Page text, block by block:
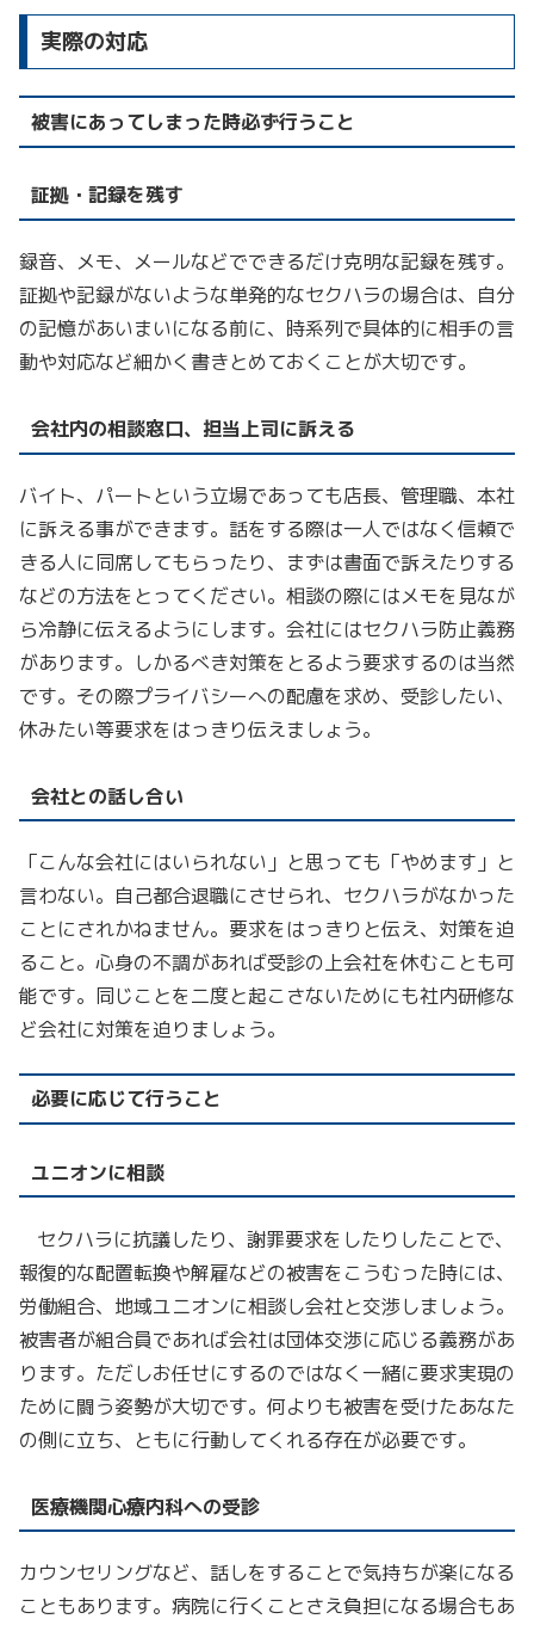
実際の対応
被害にあってしまった時必ず行うこと
証拠・記録を残す
録音、メモ、メールなどでできるだけ克明な記録を残す。
証拠や記録がないような単発的なセクハラの場合は、自分
の記憶があいまいになる前に、時系列で具体的に相手の言
動や対応など細かく書きとめておくことが大切です。
会社内の相談窓口、担当上司に訴える
バイト、パートという立場であっても店長、管理職、本社
に訴える事ができます。話をする際は一人ではなく信頼で
きる人に同席してもらったり、まずは書面で訴えたりする
などの方法をとってください。相談の際にはメモを見なが
ら冷静に伝えるようにします。会社にはセクハラ防止義務
があります。しかるべき対策をとるよう要求するのは当然
です。その際プライバシーへの配慮を求め、受診したい、
休みたい等要求をはっきり伝えましょう。
会社との話し合い
「こんな会社にはいられない」と思っても「やめます」と
言わない。自己都合退職にさせられ、セクハラがなかった
ことにされかねません。要求をはっきりと伝え、対策を迫
ること。心身の不調があれば受診の上会社を休むことも可
能です。同じことを二度と起こさないためにも社内研修な
ど会社に対策を迫りましょう。
必要に応じて行うこと
ユニオンに相談
セクハラに抗議したり、謝罪要求をしたりしたことで、
報復的な配置転換や解雇などの被害をこうむった時には、
労働組合、地域ユニオンに相談し会社と交渉しましょう。
被害者が組合員であれば会社は団体交渉に応じる義務があ
ります。ただしお任せにするのではなく一緒に要求実現の
ために闘う姿勢が大切です。何よりも被害を受けたあなた
の側に立ち、ともに行動してくれる存在が必要です。
医療機関心療内科への受診
カウンセリングなど、話しをすることで気持ちが楽になる
こともあります。病院に行くことさえ負担になる場合もあ